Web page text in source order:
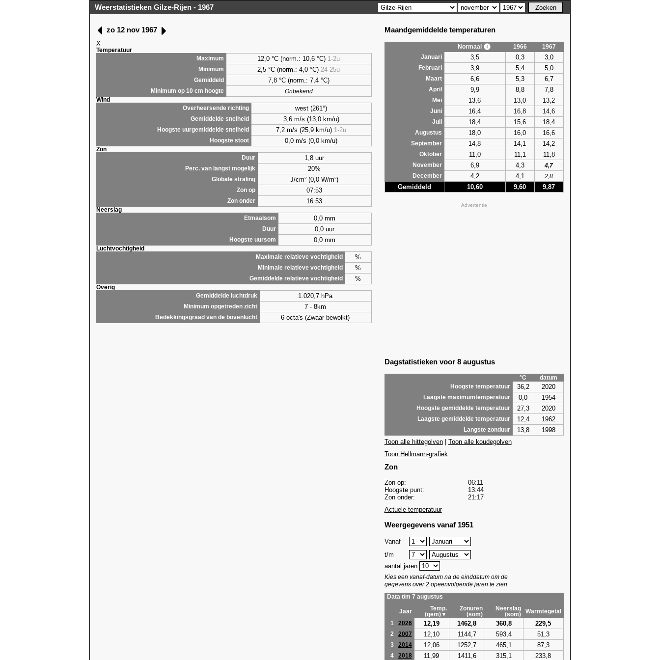
Weerstatistieken Gilze-Rijen - 1967
zo 12 nov 1967
X
Temperatuur
Maximum
12,0 °C (norm.: 10,6 °C) 1-2u
Minimum 2,5 °C (norm.: 4,0 °C) 24-25u
Gemiddeld 7,8°C (norm.: 7,4 °C)
Minimum op 10 cm hoogte
Onbekend
Wind
Overheersende richting
west (261°)
Gemiddelde snelheid 3,6 m/s (13,0 km/u)
Hoogste uurgemiddelde snelheid 7,2 m/s (25,9 km/u) 1-2u
Hoogste stoot 0,0 m/s (0,0 km/u)
Zon
Duur
1,8 uur
Perc. van langst mogelijk 20%
Globale straling J/cm² (0,0 W/m²)
Zon op 07:53
Zon onder 16:53
Neerslag
Etmaalsom
0,0 mm
Duur 0,0 uur
Hoogste uursom 0,0 mm
Luchtvochtigheid
Maximale relatieve vochtigheid
%
Minimale relatieve vochtigheid %
Gemiddelde relatieve vochtigheid %
Overig
Gemiddelde luchtdruk
1.020,7 hPa
Minimum opgetreden zicht 7 - 8km
Bedekkingsgraad van de bovenlucht 6 octa's (Zwaar bewolkt)
Maandgemiddelde temperaturen
Normaal 1966
1967
Januari
3,5 0,3 3,0
Februari 3,9 5,4 5,0
Maart 6,6 5,3 6,7
April 9,9 8,8 7,8
Mei 13,6 13,0 13,2
Juni 16,4 16,8 14,6
Juli 18,4 15,6 18,4
Augustus 18,0 16,0 16,6
September 14,8 14,1 14,2
Oktober 11,0 11,1 11,8
November 6,9 4,3
4,7
December
4,2 4,1 2,8
Gemiddeld 10,60 9,60 9,87
Advertentie
Dagstatistieken voor 8 augustus
°C
datum
Hoogste temperatuur
36,2 2020
Laagste maximumtemperatuur 0,0 1954
Hoogste gemiddelde temperatuur 27,3 2020
Laagste gemiddelde temperatuur 12,4 1962
Langste zonduur 13,8
1998
Toon alle hittegolven| Toon alle koudegolven
Toon Hellmann-grafiek
Zon
Zon op:
06:11
Hoogste punt:
13:44
Zon onder:
21:17
Actuele temperatuur
Weergegevens vanaf 1951
Vanaf
t/m
aantal jaren
Kies een vanaf-datum na de einddatum om de
gegevens over 2 opeenvolgende jaren te zien.
Data t/m 7 augustus
Jaar
Temp.
(gem)▼
Zonuren
(som)
Neerslag
(som)
Warmtegetal
1
2026 12,19 1462,8 360,8 229,5
2 2007 12,10 1144,7 593,4 51,3
3 2014 12,06 1252,7 465,1 87,3
4 2018 11,99 1411,6 315,1 233,8